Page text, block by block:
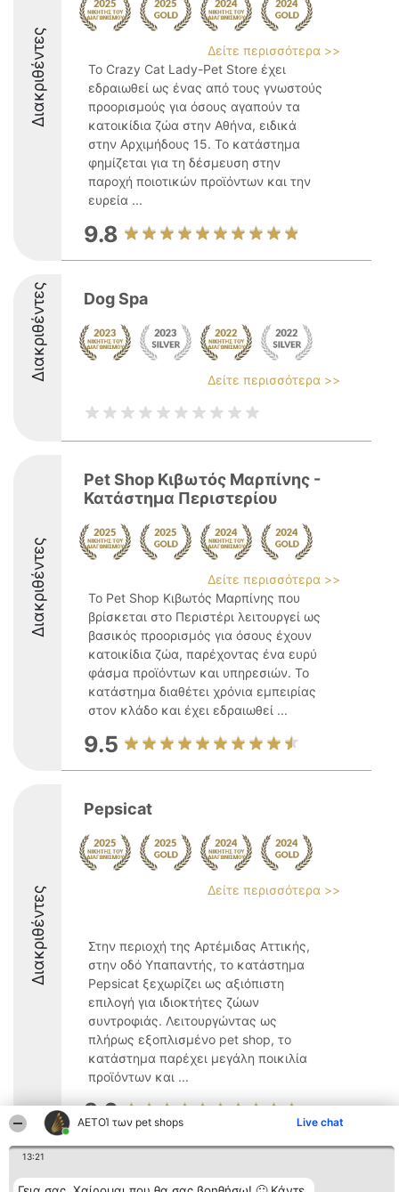
ΑΕΤΟΊ των pet shops Live chat
13:21
Διακριθέντες
Δείτε περισσότερα >>
Το Crazy Cat Lady-Pet Store έχει
εδραιωθεί ως ένας από τους γνωστούς
προορισμούς για όσους αγαπούν τα
κατοικίδια ζώα στην Αθήνα, ειδικά
στην Αρχιμήδους 15. Το κατάστημα
φημίζεται για τη δέσμευση στην
παροχή ποιοτικών προϊόντων και την
ευρεία ...
9.8
Διακριθέντες Dog Spa
Δείτε περισσότερα >>
Διακριθέντες
Pet Shop Κιβωτός Μαρπίνης -
Κατάστημα Περιστερίου
Δείτε περισσότερα >>
Το Pet Shop Κιβωτός Μαρπίνης που
βρίσκεται στο Περιστέρι λειτουργεί ως
βασικός προορισμός για όσους έχουν
κατοικίδια ζώα, παρέχοντας ένα ευρύ
φάσμα προϊόντων και υπηρεσιών. Το
κατάστημα διαθέτει χρόνια εμπειρίας
στον κλάδο και έχει εδραιωθεί ...
9.5
Διακριθέντες
Pepsicat
Δείτε περισσότερα >>
Στην περιοχή της Αρτέμιδας Αττικής,
στην οδό Υπαπαντής, το κατάστημα
Pepsicat ξεχωρίζει ως αξιόπιστη
επιλογή για ιδιοκτήτες ζώων
συντροφιάς. Λειτουργώντας ως
πλήρως εξοπλισμένο pet shop, το
κατάστημα παρέχει μεγάλη ποικιλία
προϊόντων και ...
9.6
κατάταξης
Διακριθέντες Επικοινωνία